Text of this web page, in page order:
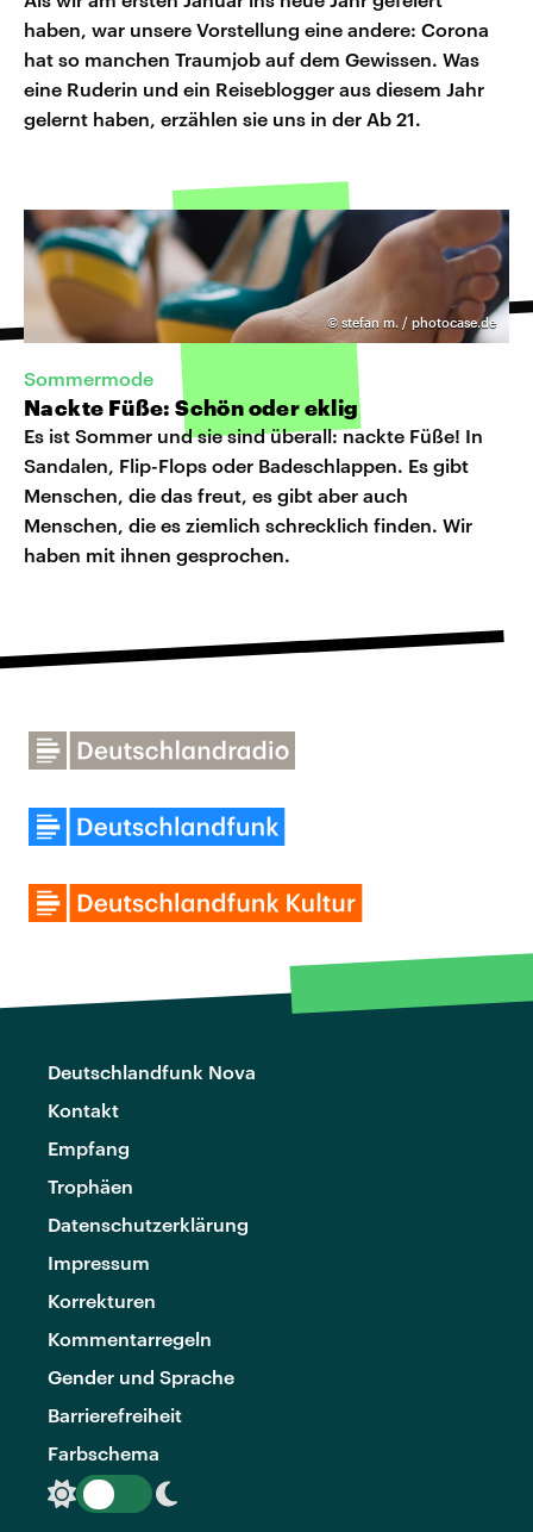
haben, war unsere Vorstellung eine andere: Corona
hat so manchen Traumjob auf dem Gewissen. Was
eine Ruderin und ein Reiseblogger aus diesem Jahr
gelernt haben, erzählen sie uns in der Ab 21.
©stefan m. / photocase.de
Sommermode
Nackte Füße: Schön oder eklig
Es ist Sommer und sie sind überall: nackte Füße! In
Sandalen, Flip-Flops oder Badeschlappen. Es gibt
Menschen, die das freut, es gibt aber auch
Menschen, die es ziemlich schrecklich finden. Wir
haben mit ihnen gesprochen.
Deutschlandfunk Nova
Kontakt
Empfang
Trophäen
Datenschutzerklärung
Impressum
Korrekturen
Kommentarregeln
Gender und Sprache
Barrierefreiheit
Farbschema